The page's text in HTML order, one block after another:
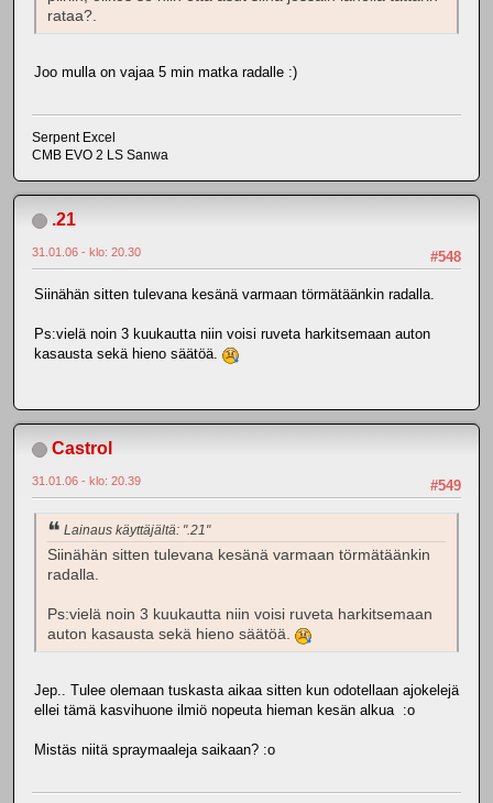
rataa?.
Joo mulla on vajaa 5 min matka radalle :)
Serpent Excel
CMB EVO 2 LS Sanwa
.21
#548
31.01.06 - klo: 20.30
Siinähän sitten tulevana kesänä varmaan törmätäänkin radalla.
Ps:vielä noin 3 kuukautta niin voisi ruveta harkitsemaan auton
kasausta sekä hieno säätöä.
Castrol
#549
31.01.06 - klo: 20.39
Lainaus käyttäjältä: ".21"
Siinähän sitten tulevana kesänä varmaan törmätäänkin
radalla.
Ps:vielä noin 3 kuukautta niin voisi ruveta harkitsemaan
auton kasausta sekä hieno säätöä.
Jep.. Tulee olemaan tuskasta aikaa sitten kun odotellaan ajokelejä
ellei tämä kasvihuone ilmiö nopeuta hieman kesän alkua :o
Mistäs niitä spraymaaleja saikaan? :o